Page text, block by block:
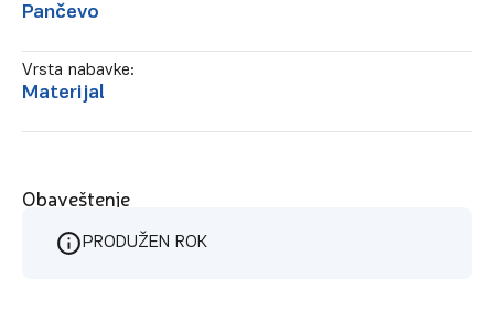
Pančevo
Vrsta nabavke:
Materijal
Obaveštenje
PRODUŽEN ROK